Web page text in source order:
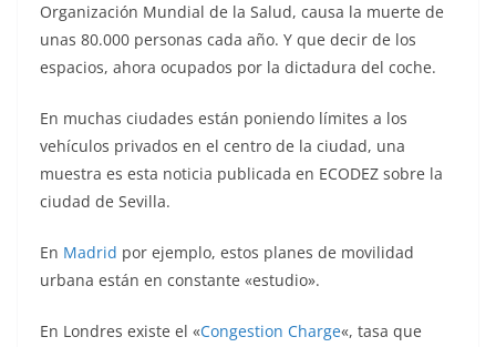
Organización Mundial de la Salud, causa la muerte de
unas 80.000 personas cada año. Y que decir de los
espacios, ahora ocupados por la dictadura del coche.
En muchas ciudades están poniendo límites a los
vehículos privados en el centro de la ciudad, una
muestra es esta noticia publicada en ECODEZ sobre la
ciudad de Sevilla.
En Madrid por ejemplo, estos planes de movilidad
urbana están en constante «estudio».
En Londres existe el «Congestion Charge«, tasa que